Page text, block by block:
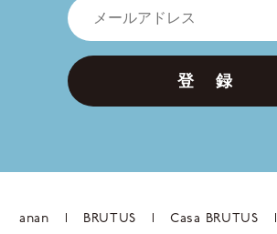
登 録
anan BRUTUS Casa BRUTUS